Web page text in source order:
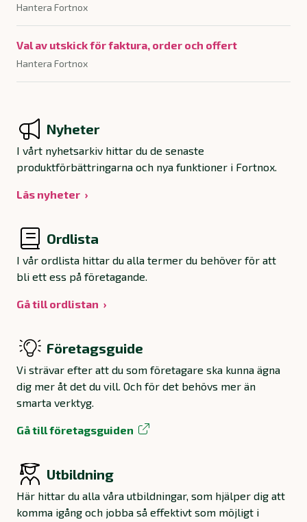
Hantera Fortnox
Val av utskick för faktura, order och offert
Hantera Fortnox
Nyheter
I vårt nyhetsarkiv hittar du de senaste
produktförbättringarna och nya funktioner i Fortnox.
Läs nyheter
Ordlista
I vår ordlista hittar du alla termer du behöver för att
bli ett ess på företagande.
Gå till ordlistan
Företagsguide
Vi strävar efter att du som företagare ska kunna ägna
dig mer åt det du vill. Och för det behövs mer än
smarta verktyg.
Gå till företagsguiden
Utbildning
Här hittar du alla våra utbildningar, som hjälper dig att
komma igång och jobba så effektivt som möjligt i